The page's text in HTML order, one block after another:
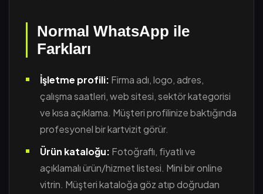
Normal WhatsApp ile
Farkları
İşletme profili: Firma adı, logo, adres,
çalışma saatleri, web sitesi, sektör kategorisi
ve kısa açıklama. Müşteri profilinize baktığında
profesyonel bir kartvizit görür.
Ürün kataloğu: Fotoğraflı, fiyatlı ve
açıklamalı ürün/hizmet listesi. Mini bir online
vitrin. Müşteri kataloğa göz atıp doğrudan